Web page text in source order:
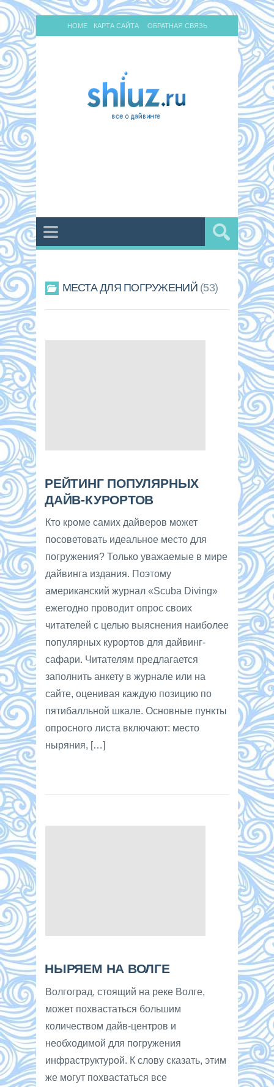
HOME КАРТА САЙТА ОБРАТНАЯ СВЯЗЬ
МЕСТА ДЛЯ ПОГРУЖЕНИЙ 53
РЕЙТИНГ ПОПУЛЯРНЫХ
ДАЙВ-КУРОРТОВ
Кто кроме самих дайверов может
посоветовать идеальное место для
погружения? Только уважаемые в мире
дайвинга издания. Поэтому
американский журнал «Scuba Diving»
ежегодно проводит опрос своих
читателей с целью выяснения наиболее
популярных курортов для дайвинг-
сафари. Читателям предлагается
заполнить анкету в журнале или на
сайте, оценивая каждую позицию по
пятибалльной шкале. Основные пункты
опросного листа включают: место
ныряния, […]
НЫРЯЕМ НА ВОЛГЕ
Волгоград, стоящий на реке Волге,
может похвастаться большим
количеством дайв-центров и
необходимой для погружения
инфраструктурой. К слову сказать, этим
же могут похвастаться все